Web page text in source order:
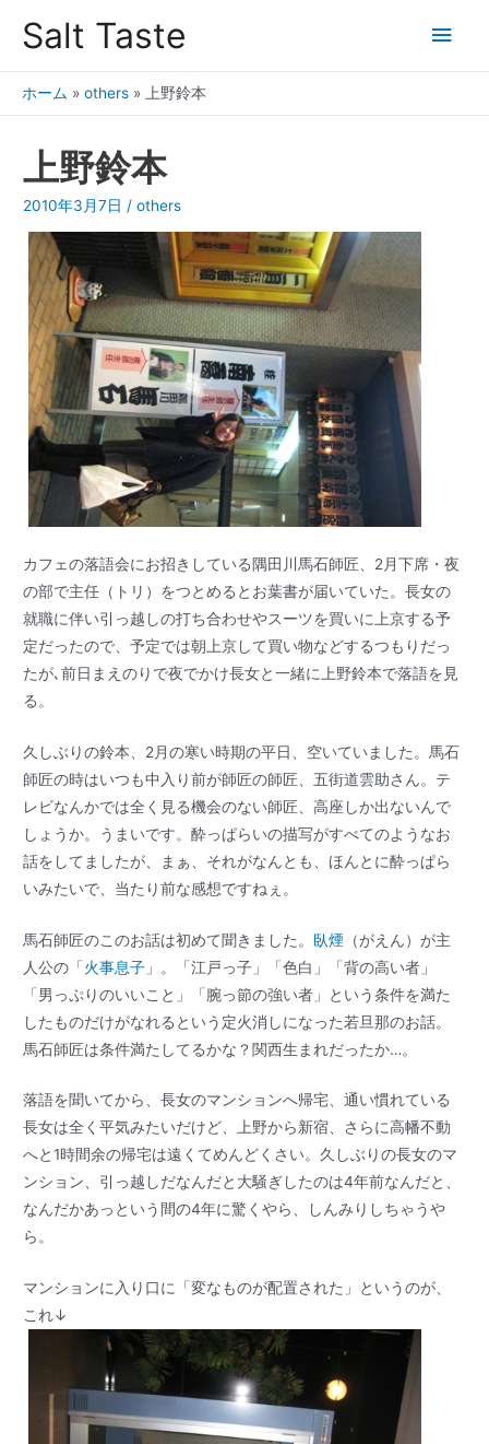
Salt Taste
ホーム » others » 上野鈴本
上野鈴本
2010年3月7日 /others
カフェの落語会にお招きしている隅田川馬石師匠、2月下席・夜
の部で主任（トリ）をつとめるとお葉書が届いていた。長女の
就職に伴い引っ越しの打ち合わせやスーツを買いに上京する予
定だったので、予定では朝上京して買い物などするつもりだっ
たが､前日まえのりで夜でかけ長女と一緒に上野鈴本で落語を見
る。
久しぶりの鈴本、2月の寒い時期の平日、空いていました。馬石
師匠の時はいつも中入り前が師匠の師匠、五街道雲助さん。テ
レビなんかでは全く見る機会のない師匠、高座しか出ないんで
しょうか。うまいです。酔っぱらいの描写がすべてのようなお
話をしてましたが、まぁ、それがなんとも、ほんとに酔っぱら
いみたいで、当たり前な感想ですねぇ。
馬石師匠のこのお話は初めて聞きました。 臥煙 （がえん）が主
人公の 「火事息子 」。「江戸っ子」「色白」「背の高い者」
「男っぷりのいいこと」「腕っ節の強い者」という条件を満た
したものだけがなれるという定火消しになった若旦那のお話。
馬石師匠は条件満たしてるかな？関西生まれだったか…。
落語を聞いてから、長女のマンションへ帰宅、通い慣れている
長女は全く平気みたいだけど、上野から新宿、さらに高幡不動
へと1時間余の帰宅は遠くてめんどくさい。久しぶりの長女のマ
ンション、引っ越しだなんだと大騒ぎしたのは4年前なんだと、
なんだかあっという間の4年に驚くやら、しんみりしちゃうや
ら。
マンションに入り口に「変なものが配置された」というのが、
これ↓